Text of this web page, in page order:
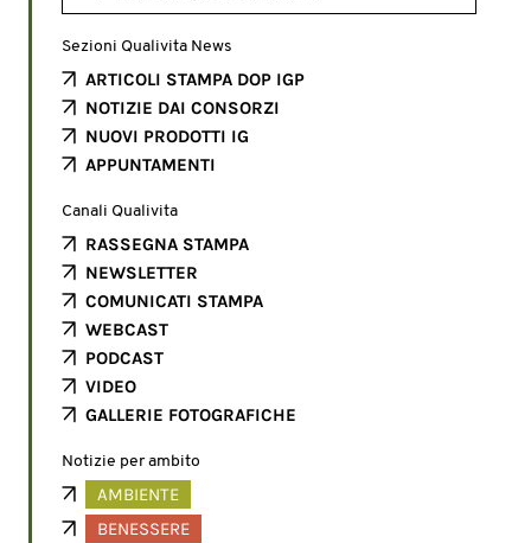
Sezioni Qualivita News
ARTICOLI STAMPA DOP IGP
NOTIZIE DAI CONSORZI
NUOVI PRODOTTI IG
APPUNTAMENTI
Canali Qualivita
RASSEGNA STAMPA
NEWSLETTER
COMUNICATI STAMPA
WEBCAST
PODCAST
VIDEO
GALLERIE FOTOGRAFICHE
Notizie per ambito
AMBIENTE
BENESSERE